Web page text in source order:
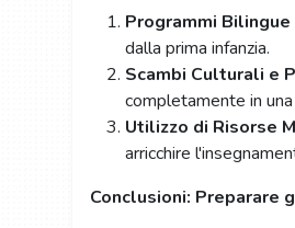
Programmi
dalla prima infanzia.
Scambi Culturali e
completamente in
Utilizzo di Risorse
arricchire
Conclusioni: Preparare